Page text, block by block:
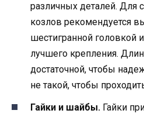
различных деталей. Для
козлов рекомендуется
шестигранной головкой
лучшего крепления.
достаточной, чтобы
не такой, чтобы
Гайки и шайбы. Гайки